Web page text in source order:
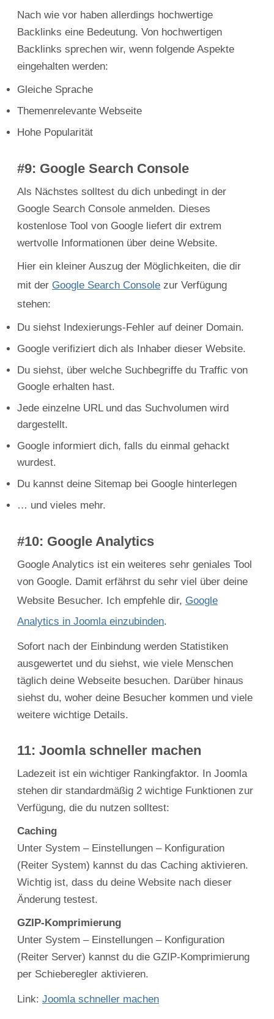
Nach wie vor haben allerdings hochwertige
Backlinks eine Bedeutung. Von hochwertigen
Backlinks sprechen wir, wenn folgende Aspekte
eingehalten werden:
Gleiche Sprache
Themenrelevante Webseite
Hohe Popularität
#9: Google Search Console
Als Nächstes solltest du dich unbedingt in der
Google Search Console anmelden. Dieses
kostenlose Tool von Google liefert dir extrem
wertvolle Informationen über deine Website.
Hier ein kleiner Auszug der Möglichkeiten, die dir
mit der Google Search Console zur Verfügung
stehen:
Du siehst Indexierungs-Fehler auf deiner Domain.
Google verifiziert dich als Inhaber dieser Website.
Du siehst, über welche Suchbegriffe du Traffic von
Google erhalten hast.
Jede einzelne URL und das Suchvolumen wird
dargestellt.
Google informiert dich, falls du einmal gehackt
wurdest.
Du kannst deine Sitemap bei Google hinterlegen
… und vieles mehr.
#10: Google Analytics
Google Analytics ist ein weiteres sehr geniales Tool
von Google. Damit erfährst du sehr viel über deine
Website Besucher. Ich empfehle dir, Google
Analytics in Joomla einzubinden.
Sofort nach der Einbindung werden Statistiken
ausgewertet und du siehst, wie viele Menschen
täglich deine Webseite besuchen. Darüber hinaus
siehst du, woher deine Besucher kommen und viele
weitere wichtige Details.
11: Joomla schneller machen
Ladezeit ist ein wichtiger Rankingfaktor. In Joomla
stehen dir standardmäßig 2 wichtige Funktionen zur
Verfügung, die du nutzen solltest:
Caching
Unter System – Einstellungen – Konfiguration
(Reiter System) kannst du das Caching aktivieren.
Wichtig ist, dass du deine Website nach dieser
Änderung testest.
GZIP-Komprimierung
Unter System – Einstellungen – Konfiguration
(Reiter Server) kannst du die GZIP-Komprimierung
per Schieberegler aktivieren.
Link: Joomla schneller machen